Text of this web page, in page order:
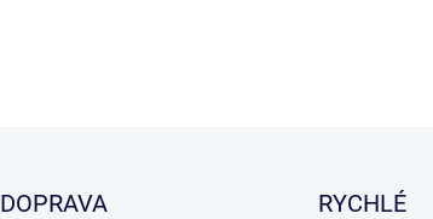
DOPRAVA
RYCHLÉ